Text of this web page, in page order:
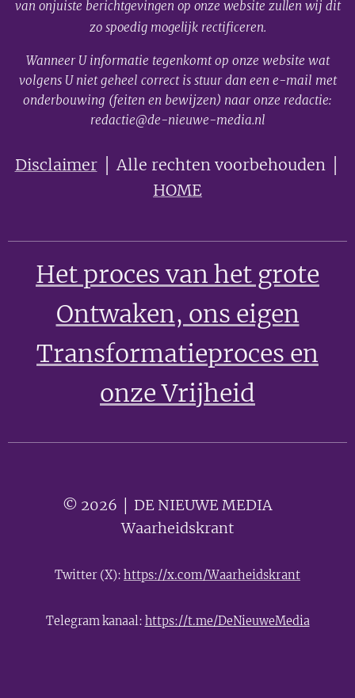
van onjuiste berichtgevingen op onze website zullen wij dit
zo spoedig mogelijk rectificeren.
Wanneer U informatie tegenkomt op onze website wat
volgens U niet geheel correct is stuur dan een e-mail met
onderbouwing (feiten en bewijzen) naar onze redactie:
redactie@de-nieuwe-media.nl
Disclaimer│ Alle rechten voorbehouden │
HOME
Het proces van het grote
Ontwaken, ons eigen
Transformatieproces en
onze Vrijheid
© 2026 │ DE NIEUWE MEDIA 🟣
Waarheidskrant
Twitter (X): https://x.com/Waarheidskrant
Telegram kanaal: https://t.me/DeNieuweMedia